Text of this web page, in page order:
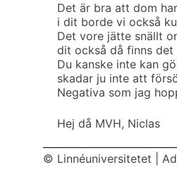
Det är bra att dom
i dit borde vi också
Det vore jätte snällt
dit också då finns det
Du kanske inte kan
skadar ju inte att
Negativa som jag
Hej då MVH, Niclas
© Linnéuniversitetet